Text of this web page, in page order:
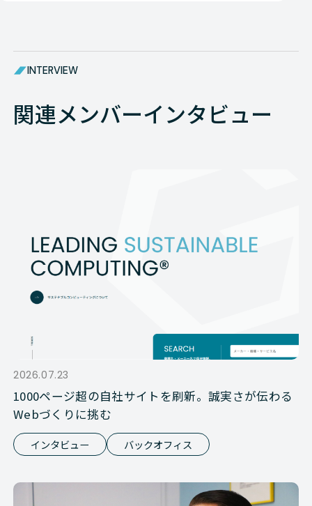
INTERVIEW
関連メンバーインタビュー
2026.07.23
1000ページ超の自社サイトを刷新。誠実さが伝わる
Webづくりに挑む
インタビュー バックオフィス